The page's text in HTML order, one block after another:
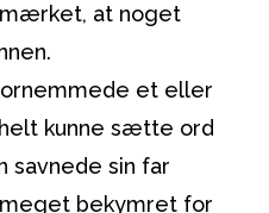
at noget
et eller
kunne sætte ord
savnede sin far
bekymret for